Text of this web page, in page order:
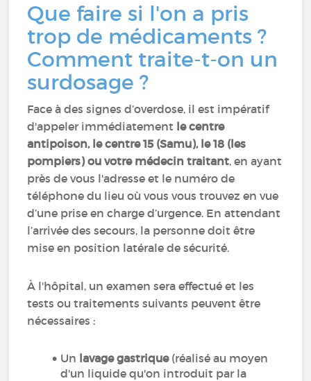
Que faire si l'on a pris
trop de médicaments ?
Comment traite-t-on un
surdosage ?
Face à des signes d’overdose, il est impératif
d'appeler immédiatement le centre
antipoison, le centre 15 (Samu), le 18 (les
pompiers) ou votre médecin traitant, en ayant
près de vous l'adresse et le numéro de
téléphone du lieu où vous vous trouvez en vue
d’une prise en charge d’urgence. En attendant
l’arrivée des secours, la personne doit être
mise en position latérale de sécurité.
À l'hôpital, un examen sera effectué et les
tests ou traitements suivants peuvent être
nécessaires :
Un lavage gastrique(réalisé au moyen
d'un liquide qu'on introduit par la